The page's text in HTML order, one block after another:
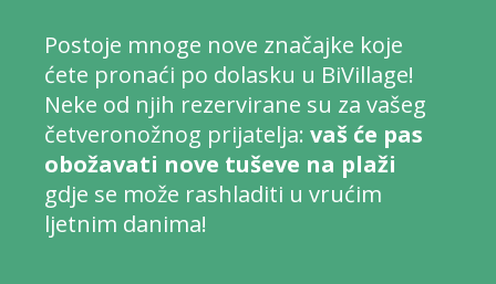
Postoje mnoge nove značajke koje
ćete pronaći po dolasku u BiVillage!
Neke od njih rezervirane su za vašeg
četveronožnog prijatelja: vaš će pas
obožavati nove tuševe na plaži
gdje se može rashladiti u vrućim
ljetnim danima!